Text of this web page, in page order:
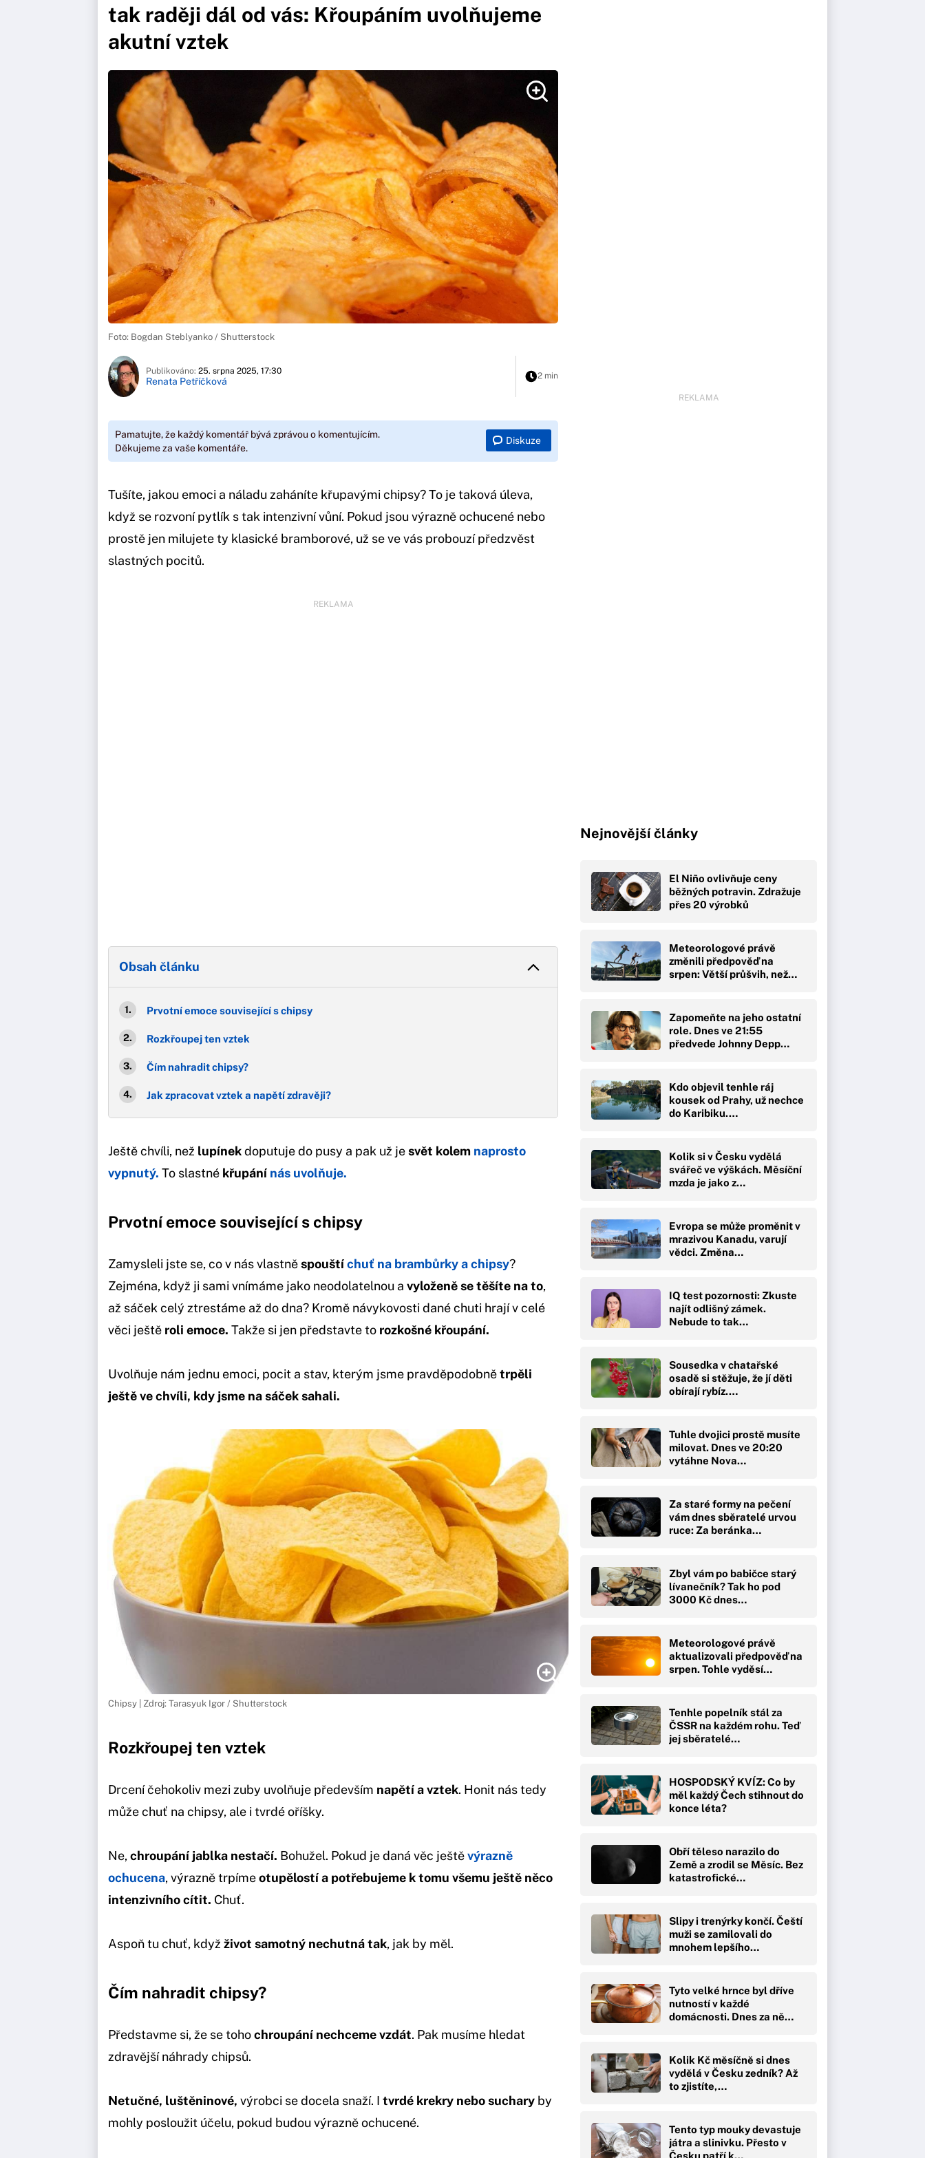
tak raději dál od vás: Křoupáním uvolňujeme
akutní vztek
Foto: Bogdan Steblyanko / Shutterstock
Publikováno: 25. srpna 2025, 17:30
Renata Petříčková 2 min
Pamatujte, že každý komentář bývá zprávou o komentujícím.
Děkujeme za vaše komentáře.
Diskuze
Tušíte, jakou emoci a náladu zaháníte křupavými chipsy? To je taková úleva,
když se rozvoní pytlík s tak intenzivní vůní. Pokud jsou výrazně ochucené nebo
prostě jen milujete ty klasické bramborové, už se ve vás probouzí předzvěst
slastných pocitů.
REKLAMA
Obsah článku
Prvotní emoce související s chipsy
Rozkřoupej ten vztek
Čím nahradit chipsy?
Jak zpracovat vztek a napětí zdravěji?
Ještě chvíli, než lupínekdoputuje do pusy a pak už jesvět kolem naprosto
vypnutý. To slastné křupání nás uvolňuje.
Prvotní emoce související s chipsy
Zamysleli jste se, co v nás vlastněspouštíchuť na brambůrky a chipsy?
Zejména, když ji sami vnímáme jako neodolatelnou a vyloženě se těšíte na to,
až sáček celý ztrestáme až do dna? Kromě návykovosti dané chuti hrají v celé
věci ještě roli emoce. Takže si jen představte to rozkošné křoupání.
Uvolňuje nám jednu emoci, pocit a stav, kterým jsme pravděpodobnětrpěli
ještě ve chvíli, kdy jsme na sáček sahali.
Chipsy | Zdroj: Tarasyuk Igor / Shutterstock
Rozkřoupej ten vztek
Drcení čehokoliv mezi zuby uvolňuje především napětí a vztek. Honit nás tedy
může chuť na chipsy, ale i tvrdé oříšky.
Ne,chroupání jablka nestačí. Bohužel. Pokud je daná věc ještěvýrazně
ochucena, výrazně trpímeotupělostí a potřebujeme k tomu všemu ještě něco
intenzivního cítit. Chuť.
Aspoň tu chuť, když život samotný nechutná tak, jak by měl.
Čím nahradit chipsy?
Představme si, že se tohochroupání nechceme vzdát. Pak musíme hledat
zdravější náhrady chipsů.
Netučné, luštěninové, výrobci se docela snaží. I tvrdé krekry nebo suchary by
mohly posloužit účelu, pokud budou výrazně ochucené.
REKLAMA
Nejnovější články
El Niño ovlivňuje ceny
běžných potravin. Zdražuje
přes 20 výrobků
Meteorologové právě
změnili předpověď na
srpen: Větší průšvih, než…
Zapomeňte na jeho ostatní
role. Dnes ve 21:55
předvede Johnny Depp…
Kdo objevil tenhle ráj
kousek od Prahy, už nechce
do Karibiku.…
Kolik si v Česku vydělá
svářeč ve výškách. Měsíční
mzda je jako z…
Evropa se může proměnit v
mrazivou Kanadu, varují
vědci. Změna…
IQ test pozornosti: Zkuste
najít odlišný zámek.
Nebude to tak…
Sousedka v chatařské
osadě si stěžuje, že jí děti
obírají rybíz.…
Tuhle dvojici prostě musíte
milovat. Dnes ve 20:20
vytáhne Nova…
Za staré formy na pečení
vám dnes sběratelé urvou
ruce: Za beránka…
Zbyl vám po babičce starý
lívanečník? Tak ho pod
3000 Kč dnes…
Meteorologové právě
aktualizovali předpověď na
srpen. Tohle vyděsí…
Tenhle popelník stál za
ČSSR na každém rohu. Teď
jej sběratelé…
HOSPODSKÝ KVÍZ: Co by
měl každý Čech stihnout do
konce léta?
Obří těleso narazilo do
Země a zrodil se Měsíc. Bez
katastrofické…
Slipy i trenýrky končí. Čeští
muži se zamilovali do
mnohem lepšího…
Tyto velké hrnce byl dříve
nutností v každé
domácnosti. Dnes za ně…
Kolik Kč měsíčně si dnes
vydělá v Česku zedník? Až
to zjistíte,…
Tento typ mouky devastuje
játra a slinivku. Přesto v
Česku patří k…